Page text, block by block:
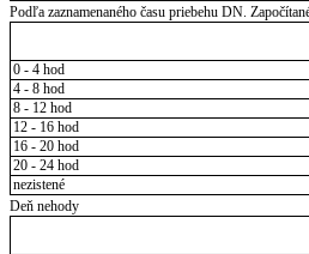
Podľa zaznamenaného času priebehu DN.
0 - 4 hod
4 - 8 hod
8 - 12 hod
12 - 16 hod
16 - 20 hod
20 - 24 hod
nezistené
Deň nehody